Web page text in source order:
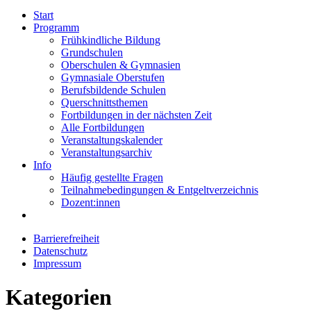
Start
Programm
Frühkindliche Bildung
Grundschulen
Oberschulen & Gymnasien
Gymnasiale Oberstufen
Berufsbildende Schulen
Querschnittsthemen
Fortbildungen in der nächsten Zeit
Alle Fortbildungen
Veranstaltungskalender
Veranstaltungsarchiv
Info
Häufig gestellte Fragen
Teilnahmebedingungen & Entgeltverzeichnis
Dozent:innen
Barrierefreiheit
Datenschutz
Impressum
Kategorien